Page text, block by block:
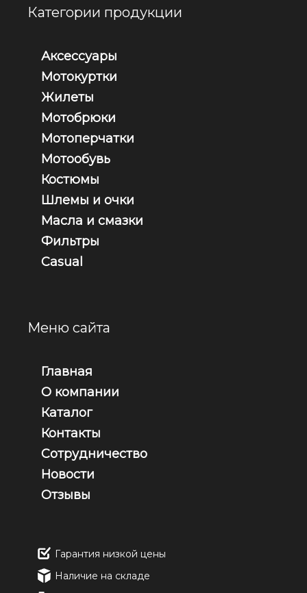
Категории продукции
Аксессуары
Мотокуртки
Жилеты
Мотобрюки
Мотоперчатки
Мотообувь
Костюмы
Шлемы и очки
Масла и смазки
Фильтры
Casual
Меню сайта
Главная
О компании
Каталог
Контакты
Сотрудничество
Новости
Отзывы
Гарантия низкой цены
Наличие на складе